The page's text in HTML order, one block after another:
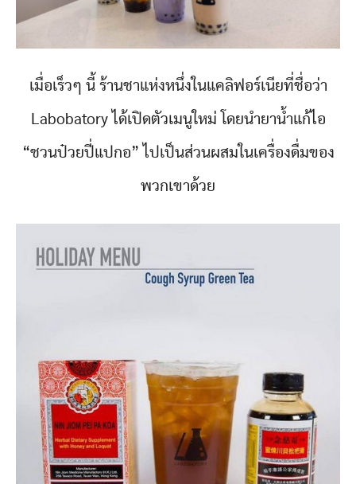
เมื่อเร็วๆ นี้ ร้านชาแห่งหนึ่งในแคลิฟอร์เนียที่ชื่อว่า
Labobatory ได้เปิดตัวเมนูใหม่ โดยนำยาน้ำแก้ไอ
“ชวนป๋วยปี่แปกอ” ไปเป็นส่วนผสมในเครื่องดื่มของ
พวกเขาด้วย